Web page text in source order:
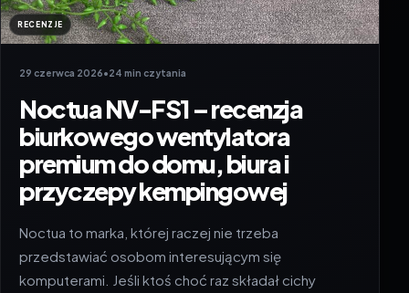
RECENZJE
29 czerwca 2026•24 min czytania
Noctua NV-FS1 – recenzja
biurkowego wentylatora
premium do domu, biura i
przyczepy kempingowej
Noctua to marka, której raczej nie trzeba
przedstawiać osobom interesującym się
komputerami. Jeśli ktoś choć raz składał cichy